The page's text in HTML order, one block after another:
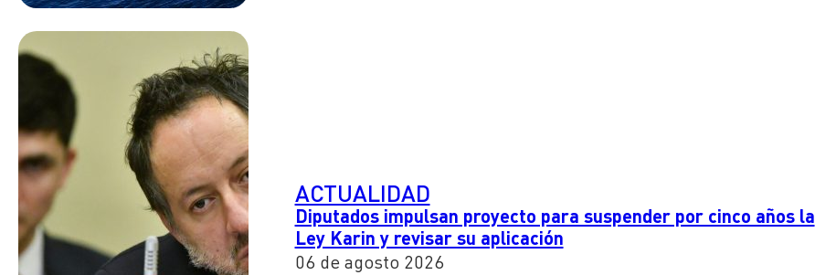
ACTUALIDAD
Diputados impulsan proyecto para suspender por cinco años la
Ley Karin y revisar su aplicación
06 de agosto 2026